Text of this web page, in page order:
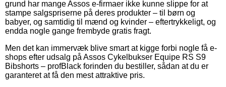
grund har mange Assos e-firmaer ikke kunne slippe for at
stampe salgspriserne på deres produkter – til børn og
babyer, og samtidig til mænd og kvinder – eftertrykkeligt, og
endda nogle gange frembyde gratis fragt.
Men det kan immervæk blive smart at kigge forbi nogle få e-
shops efter udsalg på Assos Cykelbukser Equipe RS S9
Bibshorts – profBlack forinden du bestiller, sådan at du er
garanteret at få den mest attraktive pris.